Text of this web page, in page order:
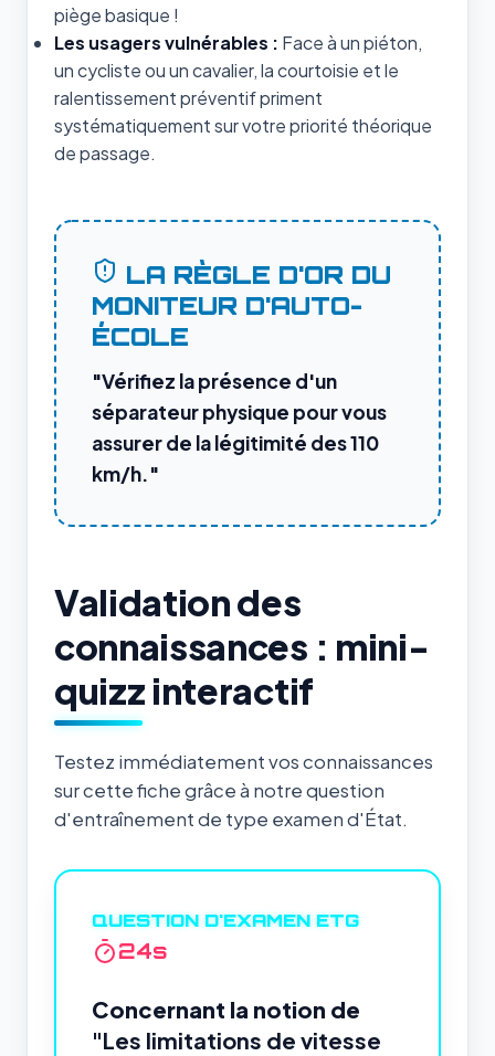
piège basique !
Les usagers vulnérables : Face à un piéton,
un cycliste ou un cavalier, la courtoisie et le
ralentissement préventif priment
systématiquement sur votre priorité théorique
de passage.
LA RÈGLE D'OR DU
MONITEUR D'AUTO-
ÉCOLE
"Vérifiez la présence d'un
séparateur physique pour vous
assurer de la légitimité des 110
km/h."
Validation des
connaissances : mini-
quizz interactif
Testez immédiatement vos connaissances
sur cette fiche grâce à notre question
d'entraînement de type examen d'État.
QUESTION D'EXAMEN ETG
24s
Concernant la notion de
"Les limitations de vitesse